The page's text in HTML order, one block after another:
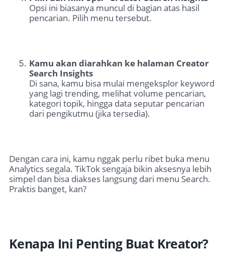
Opsi ini biasanya muncul di bagian atas hasil
pencarian. Pilih menu tersebut.
Kamu akan diarahkan ke halaman Creator
Search Insights
Di sana, kamu bisa mulai mengeksplor keyword
yang lagi trending, melihat volume pencarian,
kategori topik, hingga data seputar pencarian
dari pengikutmu (jika tersedia).
Dengan cara ini, kamu nggak perlu ribet buka menu
Analytics segala. TikTok sengaja bikin aksesnya lebih
simpel dan bisa diakses langsung dari menu Search.
Praktis banget, kan?
Kenapa Ini Penting Buat Kreator?